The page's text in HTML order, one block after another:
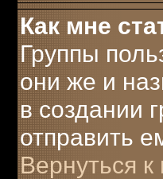
Как мне
Группы
они же и
в создании
отправить
Вернуться к